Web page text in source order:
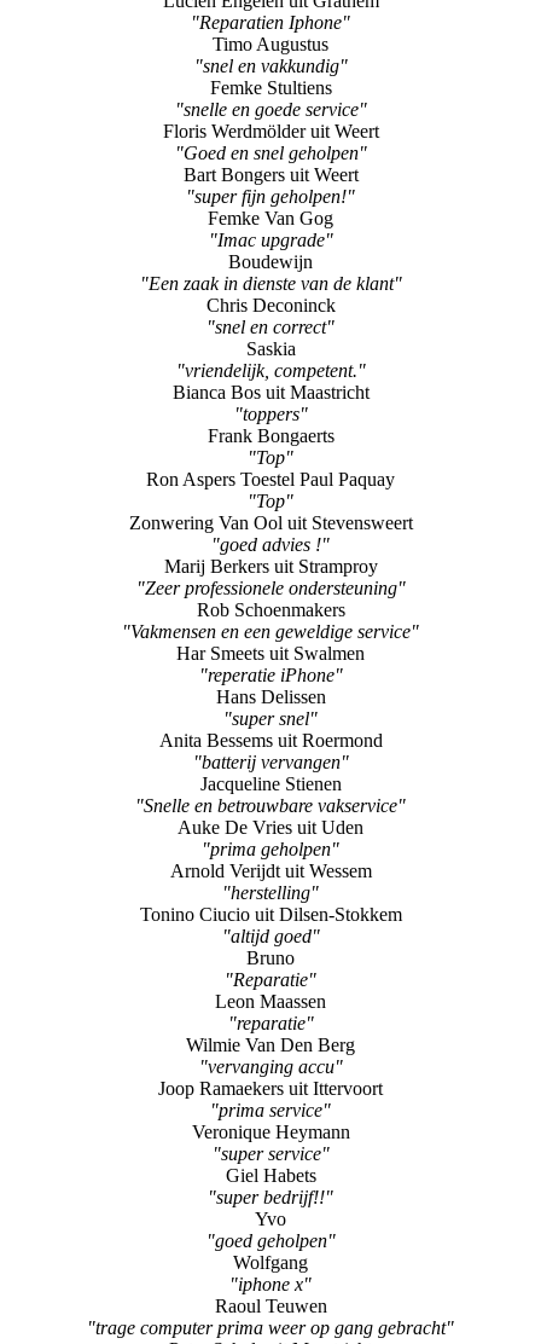
"Reparatien Iphone"
Timo Augustus
"snel en vakkundig"
Femke Stultiens
"snelle en goede service"
Floris Werdmölder uit Weert
"Goed en snel geholpen"
Bart Bongers uit Weert
"super fijn geholpen!"
Femke Van Gog
"Imac upgrade"
Boudewijn
"Een zaak in dienste van de klant"
Chris Deconinck
"snel en correct"
Saskia
"vriendelijk, competent."
Bianca Bos uit Maastricht
"toppers"
Frank Bongaerts
"Top"
Ron Aspers Toestel Paul Paquay
"Top"
Zonwering Van Ool uit Stevensweert
"goed advies !"
Marij Berkers uit Stramproy
"Zeer professionele ondersteuning"
Rob Schoenmakers
"Vakmensen en een geweldige service"
Har Smeets uit Swalmen
"reperatie iPhone"
Hans Delissen
"super snel"
Anita Bessems uit Roermond
"batterij vervangen"
Jacqueline Stienen
"Snelle en betrouwbare vakservice"
Auke De Vries uit Uden
"prima geholpen"
Arnold Verijdt uit Wessem
"herstelling"
Tonino Ciucio uit Dilsen-Stokkem
"altijd goed"
Bruno
"Reparatie"
Leon Maassen
"reparatie"
Wilmie Van Den Berg
"vervanging accu"
Joop Ramaekers uit Ittervoort
"prima service"
Veronique Heymann
"super service"
Giel Habets
"super bedrijf!!"
Yvo
"goed geholpen"
Wolfgang
"iphone x"
Raoul Teuwen
"trage computer prima weer op gang gebracht"